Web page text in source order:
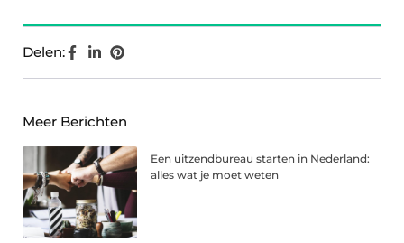
Delen:
Meer Berichten
Een uitzendbureau starten in Nederland:
alles wat je moet weten